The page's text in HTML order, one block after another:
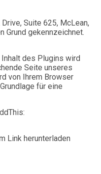
Suite 625, McLean,
Grund gekennzeichnet.
des Plugins wird
Seite unseres
von Ihrem Browser
für eine
Link herunterladen